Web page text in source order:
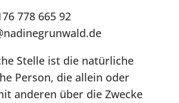
778 665 92
Stelle ist die natürliche
Person, die allein oder
anderen über die Zwecke